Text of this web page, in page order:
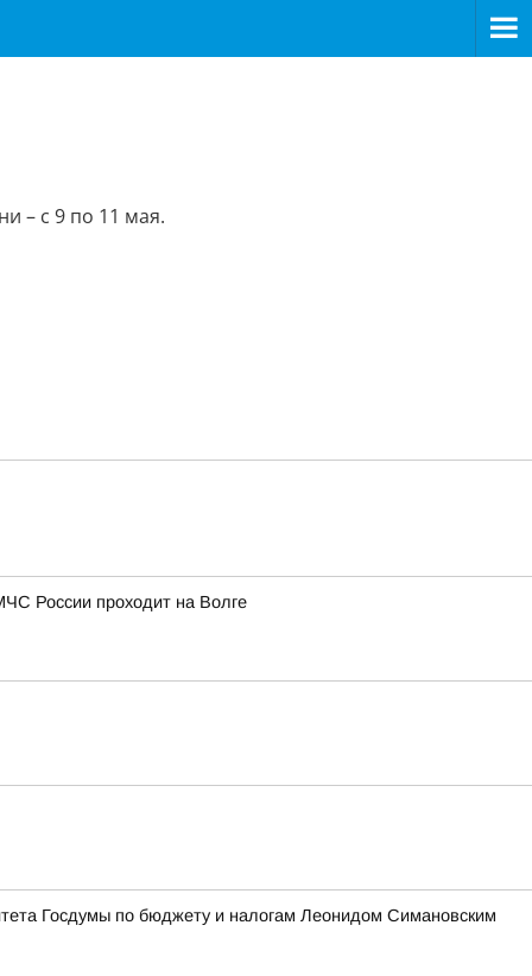
– с 9 по 11 мая.
России проходит на Волге
Госдумы по бюджету и налогам Леонидом Симановским